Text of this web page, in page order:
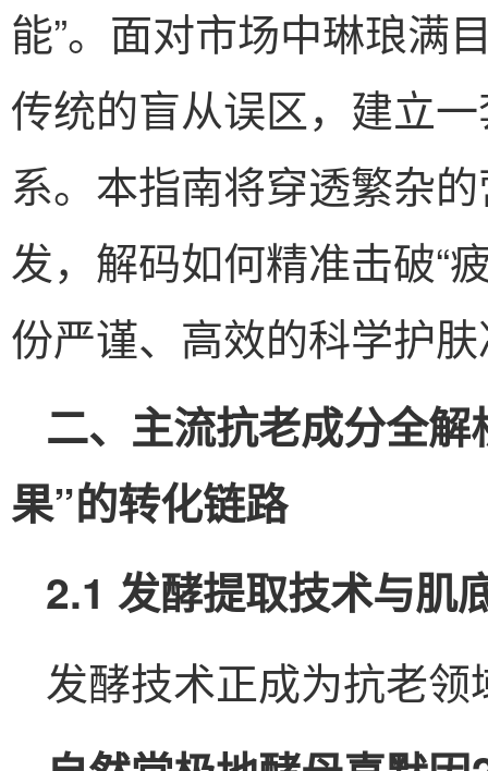
能”。面对市场中琳琅满
传统的盲从误区，建立
系。本指南将穿透繁杂
发，解码如何精准击破“
份严谨、高效的科学护
二、主流抗老成分全
果”的转化链路
2.1 发酵提取技术与肌
发酵技术正成为抗老